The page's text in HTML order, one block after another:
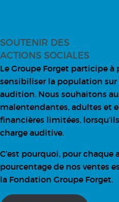
SOUTENIR DES
ACTIONS SOCIALES
Le Groupe Forget participe
sensibiliser la population sur
audition. Nous souhaitons
malentendantes, adultes et
financières limitées,
charge auditive.
C’est pourquoi, pour
pourcentage de nos ventes
la Fondation Groupe Forget.